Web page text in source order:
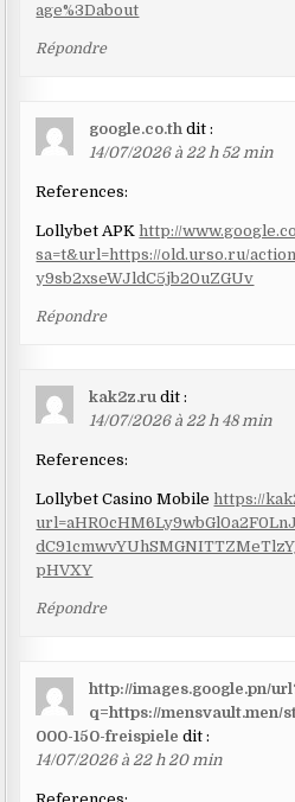
age%3Dabout
Répondre
google.co.th dit :
14/07/2026 à 22 h 52 min
References:
Lollybet APKhttp://
sa=t&url=https://old.urso.ru/
y9sb2xseWJldC5jb20uZGUv
Répondre
kak2z.ru dit :
14/07/2026 à 22 h 48 min
References:
Lollybet Casino Mobile https://
pHVXY
Répondre
http://images.google.pn/
q=https://mensvault.men/
000-150-freispiele dit :
14/07/2026 à 22 h 20 min